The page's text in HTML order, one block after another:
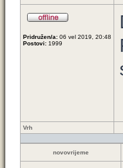
Pridružen/a: 06 vel 2019, 20:48
Postovi: 1999
Vrh
novovrijeme